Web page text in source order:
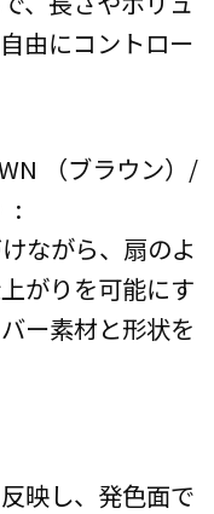
由にコントロー
（ブラウン）/
:
ながら、扇のよ
がりを可能にす
ー素材と形状を
映し、発色面で